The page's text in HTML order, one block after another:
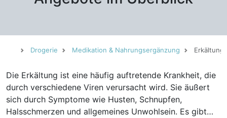
Drogerie Medikation & Nahrungsergänzung Erkältung
Die Erkältung ist eine häufig auftretende Krankheit, die
durch verschiedene Viren verursacht wird. Sie äußert
sich durch Symptome wie Husten, Schnupfen,
Halsschmerzen und allgemeines Unwohlsein. Es gibt